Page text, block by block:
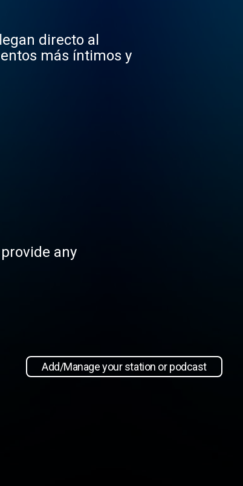
directo al
más íntimos y
any
Add/Manage your station or podcast